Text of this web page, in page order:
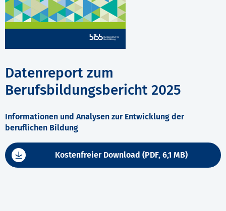
Datenreport zum
Berufsbildungsbericht 2025
Informationen und Analysen zur Entwicklung der
beruflichen Bildung
Kostenfreier Download (PDF, 6,1 MB)